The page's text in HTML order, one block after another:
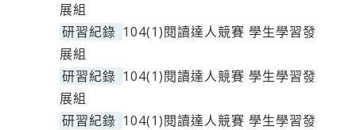
展組
研習紀錄 104(1)閱讀達人競賽 學生學習發
展組
研習紀錄 104(1)閱讀達人競賽 學生學習發
展組
研習紀錄 104(1)閱讀達人競賽 學生學習發